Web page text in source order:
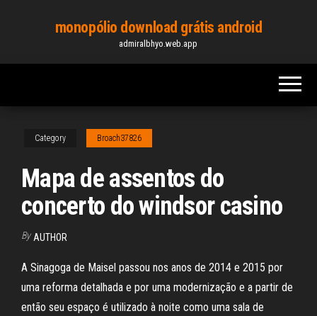
content
monopólio download grátis android
admiralbhyo.web.app
Category Broach37826
Mapa de assentos do
concerto do windsor casino
By AUTHOR
A Sinagoga de Maisel passou nos anos de 2014 e 2015 por
uma reforma detalhada e por uma modernização e a partir de
então seu espaço é utilizado à noite como uma sala de